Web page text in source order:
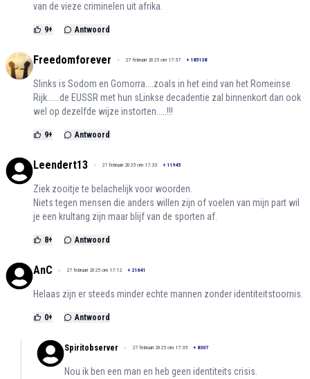
van de vieze criminelen uit afrika.
9+ Antwoord
Freedomforever 27 februari 2025 om 17:57 + 185138
Slinks is Sodom en Gomorra....zoals in het eind van het Romeinse
Rijk......de EUSSR met hun sLinkse decadentie zal binnenkort dan ook
wel op dezelfde wijze instorten.....!!!
9+ Antwoord
Leendert13 27 februari 2025 om 17:33 + 11945
Ziek zooitje te belachelijk voor woorden.
Niets tegen mensen die anders willen zijn of voelen van mijn part wil
je een krultang zijn maar blijf van de sporten af.
8+ Antwoord
AnC 27 februari 2025 om 17:12 + 21641
Helaas zijn er steeds minder echte mannen zonder identiteitstoornis.
0+ Antwoord
Spiritobserver 27 februari 2025 om 17:35 + 8307
Nou ik ben een man en heb geen identiteits crisis.